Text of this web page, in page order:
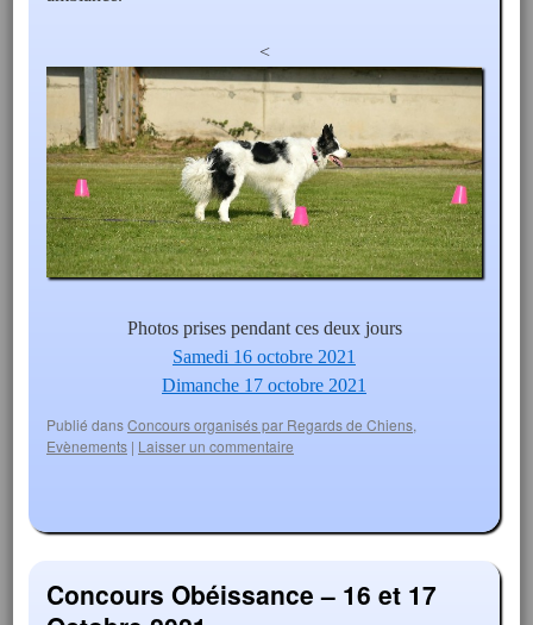
<
Photos prises pendant ces deux jours
Samedi 16 octobre 2021
Dimanche 17 octobre 2021
Publié dansConcours organisés par Regards de Chiens,
Evènements | Laisser un commentaire
Concours Obéissance – 16 et 17